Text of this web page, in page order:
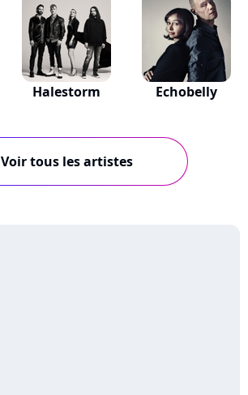
Halestorm Echobelly
Voir tous les artistes